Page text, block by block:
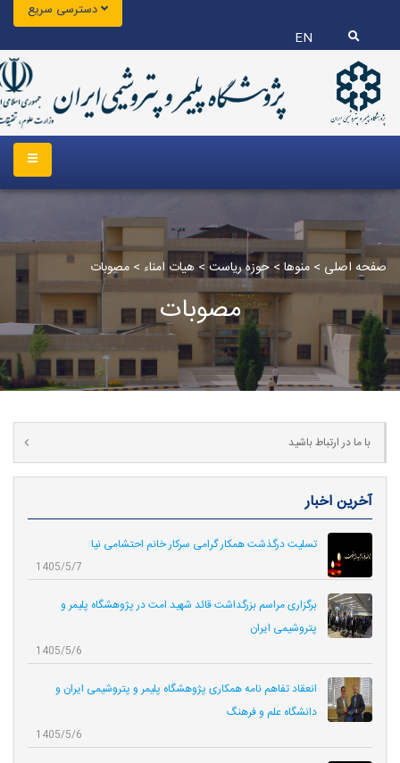
EN
دسترسی سریع
مصوبات
صفحه اصلی > منوها > حوزه ریاست > هیات امناء > مصوبات
با ما در ارتباط باشید
آخرین اخبار
تسلیت درگذشت همکار گرامی سرکار خانم احتشامی نیا
1405/5/7
برگزاری مراسم بزرگداشت قائد شهید امت در پژوهشگاه پلیمر و
پتروشیمی ایران
1405/5/6
انعقاد تفاهم نامه همکاری‌ پژوهشگاه پلیمر و پتروشیمی ایران و
دانشگاه علم و فرهنگ
1405/5/6